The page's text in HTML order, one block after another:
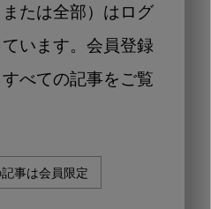
たは全部）はログ
います。会員登録
べての記事をご覧
事は会員限定